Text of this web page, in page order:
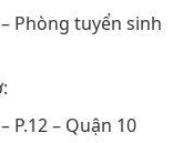
Phòng tuyển sinh
P.12 – Quận 10